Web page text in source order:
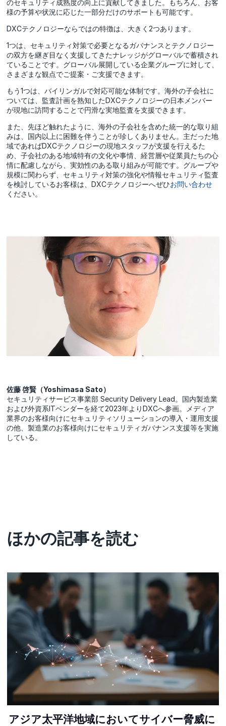
のセキュリティ成熟度の向上に貢献してきました。もちろん、お客
様の予算や状況に応じた一部分だけのサポートも可能です。
DXCテクノロジーならではの特徴は、大きく2つあります。
1つは、セキュリティ対策で必要となるガバナンスとテクノロジー
の双方を継ぎ目なく支援してきたナレッジがグローバルで蓄積され
ていることです。グローバル展開している企業グループに対して、
さまざまな観点でご提案・ご支援できます。
もう1つは、バイリンガルで対応可能な体制です。海外の子会社に
ついては、監査計画を熟知したDXCテクノロジーの日本メンバー
が現地に訪問することで円滑な実地監査を支援できます。
また、先ほど触れたように、海外の子会社を含めた統一的な取り組
みは、国内以上に困難を伴うことが珍しくありません。主だった地
域であればDXCテクノロジーの現地スタッフが支援を行えるた
め、子会社のある地域特有の文化や事情、経営層や従業員たちの心
情に配慮しながら、実効性のある取り組みが可能です。グループや
規模に関わらず、セキュリティ対策の強化や情報セキュリティ監査
を検討しているお客様は、DXCテクノロジーへぜひお問い合わせ
ください。
佐藤 啓賢（Yoshimasa Sato）
セキュリティサービス事業部 Security Delivery Lead。国内製造業
および外資系ITベンダーを経て2023年よりDXCへ参画。メディア
業界のお客様向けにセキュリティソリューションの導入・運用支援
の他、製造業のお客様向けにセキュリティガバナンス支援等を実施
している。
ほかの記事を読む
アジア太平洋地域においてサイバー脅威に